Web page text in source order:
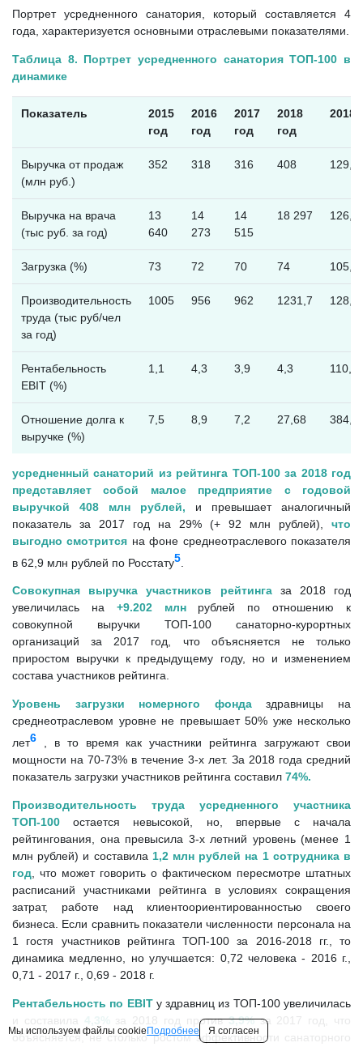
Портрет усредненного санатория, который составляется 4
года, характеризуется основными отраслевыми показателями.
Таблица 8. Портрет усредненного санатория ТОП-100 в
динамике
Показатель
2015
год
2016
год
2017
год
2018
год
2018/
Выручка от продаж
(млн руб.)
352 318 316 408
Выручка на врача
(тыс руб. за год)
13
640
14
273
14
515
18 297
Загрузка (%) 73 72 70 74
Производительность
труда (тыс руб/чел
за год)
1005 956 962 1231,7
Рентабельность
EBIT (%)
1,1 4,3 3,9 4,3
Отношение долга к
выручке (%)
7,5 8,9 7,2 27,68
усредненный санаторий из рейтинга ТОП-100 за 2018 год
представляет собой малое предприятие с годовой
выручкой 408 млн рублей, и превышает аналогичный
показатель за 2017 год на 29% (+ 92 млн рублей), что
выгодно смотрится на фоне среднеотраслевого показателя
в 62,9 млн рублей по Росстату5
Совокупная выручка участников рейтинга за 2018 год
увеличилась на+9.202 млн рублей по отношению к
совокупной выручки ТОП-100 санаторно-курортных
организаций за 2017 год, что объясняется не только
приростом выручки к предыдущему году, но и изменением
состава участников рейтинга.
Уровень загрузки номерного фондаздравницы на
среднеотраслевом уровне не превышает 50% уже несколько
лет6 , в то время как участники рейтинга загружают свои
мощности на 70-73% в течение 3-х лет. За 2018 года средний
показатель загрузки участников рейтинга составил 74%.
Производительность труда усредненного участника
ТОП-100остается невысокой, но, впервые с начала
рейтингования, она превысила 3-х летний уровень (менее 1
млн рублей) и составила 1,2 млн рублей на 1 сотрудника в
год , что может говорить о фактическом пересмотре штатных
расписаний участниками рейтинга в условиях сокращения
затрат, работе над клиентоориентированностью своего
бизнеса. Если сравнить показатели численности персонала на
1 гостя участников рейтинга ТОП-100 за 2016-2018 гг., то
динамика медленно, но улучшается: 0,72 человека - 2016 г.,
0,71 - 2017 г., 0,69 - 2018 г.
Рентабельность по EBITу здравниц из ТОП-100 увеличилась
за 2018 год против3,9%за 2017 год, что
объясняется, не столько ростом эффективности санаторного
Мы используем файлы cookie Подробнее Я согласен